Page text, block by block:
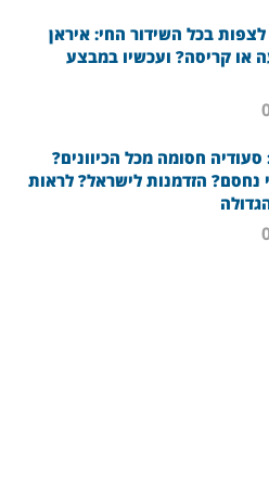
בכל השידור החי: איראן
או קריסה? ועכשיו במבצע
חסומה מכל הכיוונים?
נחסם? הזדמנות לישראל? לראות